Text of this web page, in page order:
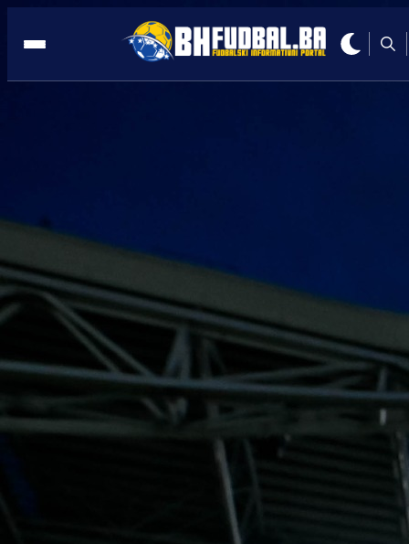
FRANCUSKA
07:51, 03.02.2025
Kako je Dedić završio u Marseillu? Evo
prave ISTINE!
07:51, 03.02.2025